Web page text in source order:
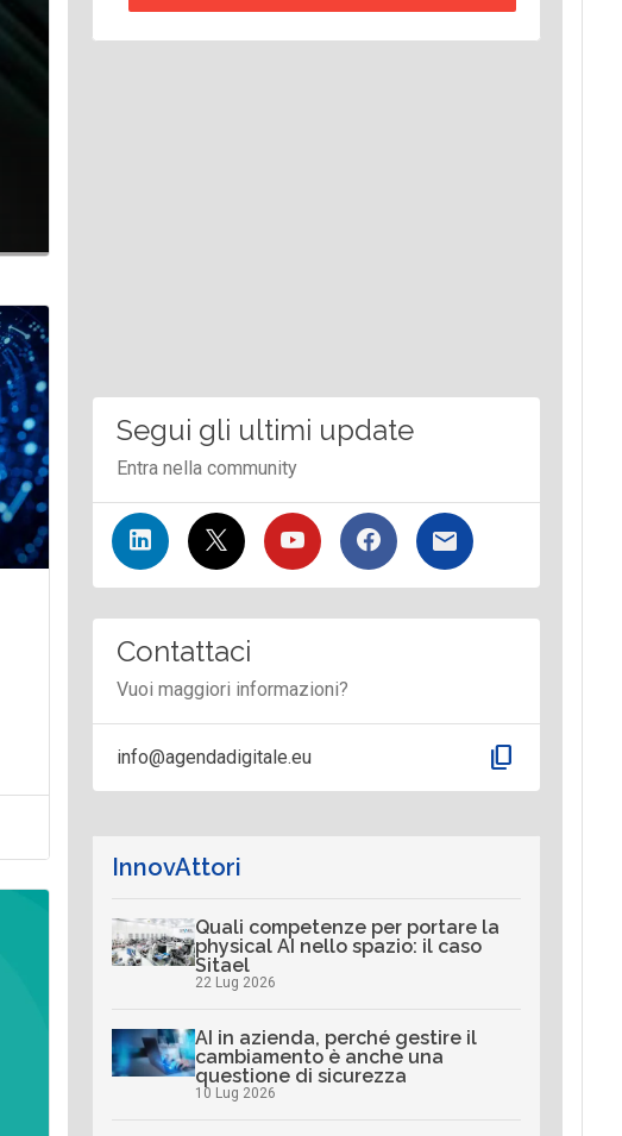
Segui gli ultimi update
Entra nella community
Contattaci
Vuoi maggiori informazioni?
info@agendadigitale.eu content_copy
InnovAttori
Quali competenze per portare la
physical AI nello spazio: il caso
Sitael
22 Lug 2026
AI in azienda, perché gestire il
cambiamento è anche una
questione di sicurezza
10 Lug 2026